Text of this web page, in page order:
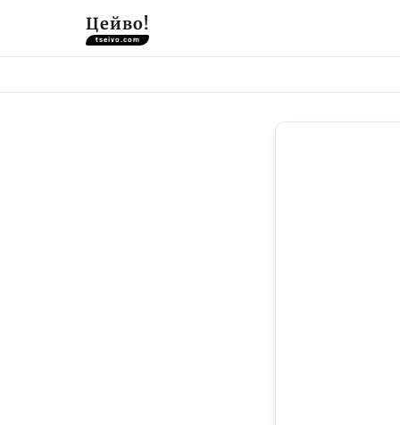
Цейво!
tseivo.com